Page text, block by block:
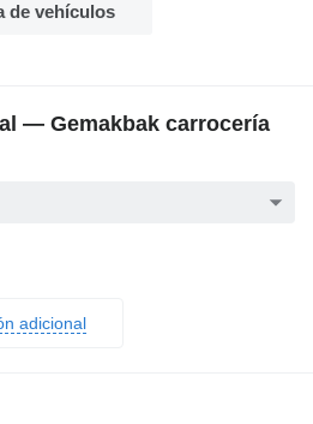
de vehículos
— Gemakbak carrocería
adicional